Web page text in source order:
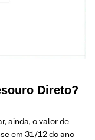
Direto?
ainda, o valor de
em 31/12 do ano-